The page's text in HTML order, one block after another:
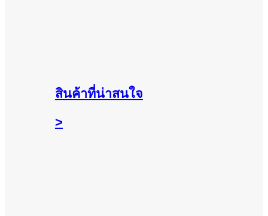
สินค้าที่น่าสนใจ
>